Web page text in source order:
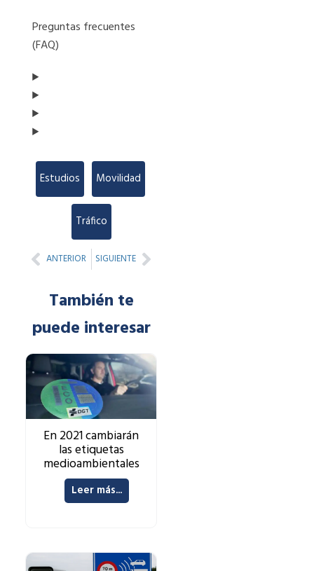
Preguntas frecuentes
(FAQ)
Estudios Movilidad
Tráfico
Prev
ANTERIOR SIGUIENTENext
También te
puede interesar
En 2021 cambiarán
las etiquetas
medioambientales
Leer más...